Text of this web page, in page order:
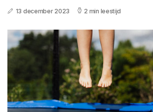
13 december 2023 2 min leestijd